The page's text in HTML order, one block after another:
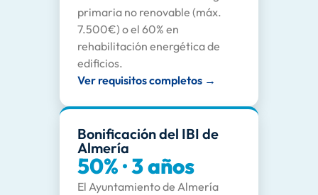
primaria no renovable (máx.
7.500€) o el 60% en
rehabilitación energética de
edificios.
Ver requisitos completos →
Bonificación del IBI de
Almería
50% · 3 años
El Ayuntamiento de Almería